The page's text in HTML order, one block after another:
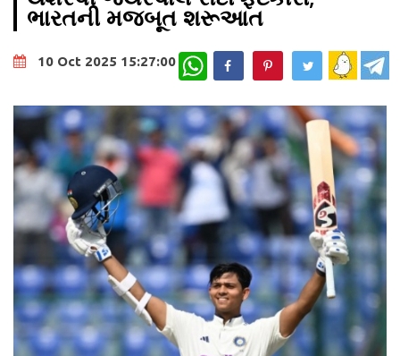
ભારતની મજબૂત શરૂઆત
10 Oct 2025 15:27:00 WhatsApp